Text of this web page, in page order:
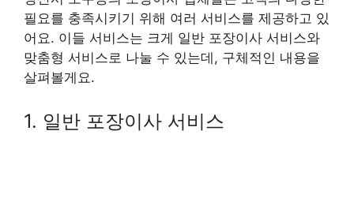
필요를 충족시키기 위해 여러 서비스를 제공하고 있
어요. 이들 서비스는 크게 일반 포장이사 서비스와
맞춤형 서비스로 나눌 수 있는데, 구체적인 내용을
살펴볼게요.
1. 일반 포장이사 서비스